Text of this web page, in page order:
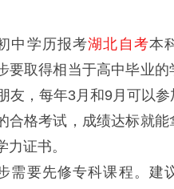
中学历报考湖北自考本
要取得相当于高中毕业
友，每年3月和9月可以参
合格考试，成绩达标就能
力证书。
需要先修专科课程。建